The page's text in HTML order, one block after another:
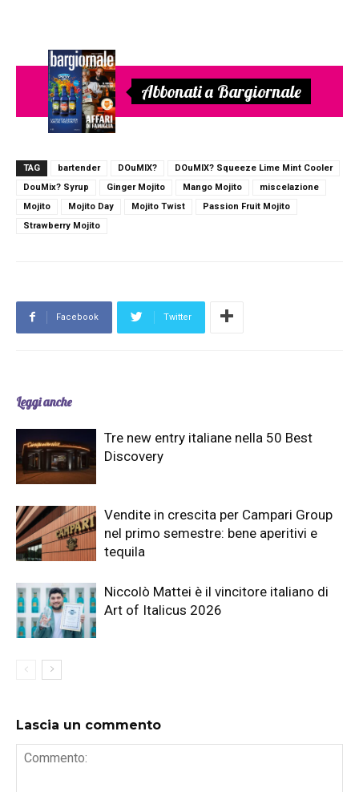
Abbonati a Bargiornale
TAG bartender DOuMIX?
DOuMIX? Squeeze Lime Mint Cooler
DouMix? Syrup
Ginger Mojito Mango Mojito
miscelazione
Mojito
Mojito Day Mojito Twist
Passion Fruit Mojito
Strawberry Mojito
Facebook Twitter
Leggi anche
Tre new entry italiane nella 50 Best
Discovery
Vendite in crescita per Campari Group
nel primo semestre: bene aperitivi e
tequila
Niccolò Mattei è il vincitore italiano di
Art of Italicus 2026
Lascia un commento